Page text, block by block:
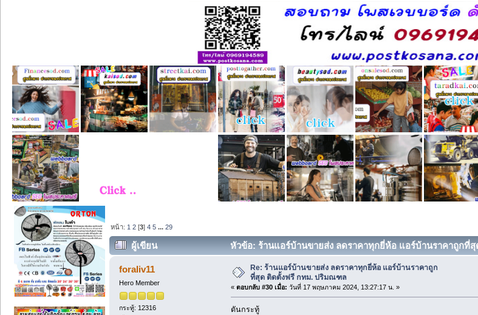
หน้า: 1 2 [3]4 5 ...29
ผู้เขียน หัวข้อ: ร้านแอร์บ้านขายส่ง ลดราคาทุกยี่ห้อ แอร์บ้านราคาถูก
foraliv11
Hero Member
กระทู้: 12316
Re: ร้านแอร์บ้านขายส่ง ลดราคาทุกยี่ห้อ แอร์บ้านราคาถูก
ที่สุด ติดตั้งฟรี กทม. ปริมณฑล
« ตอบกลับ #30 เมื่อ: วันที่ 17 พฤษภาคม 2024, 13:27:17 น. »
ดันกระทู้